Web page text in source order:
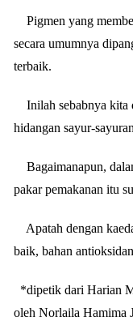
Pigmen yang
secara umumnya
terbaik.
Inilah sebabnya kita
hidangan sayur-
Bagaimanapun,
pakar pemakanan itu
Apatah dengan
baik, bahan
*dipetik dari Harian
oleh Norlaila Hamima